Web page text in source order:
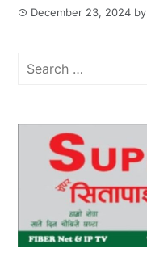
December 23, 2024 by
Search